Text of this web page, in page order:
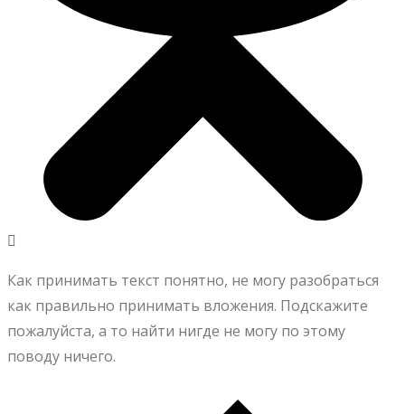
Как принимать текст понятно, не могу разобраться
как правильно принимать вложения. Подскажите
пожалуйста, а то найти нигде не могу по этому
поводу ничего.